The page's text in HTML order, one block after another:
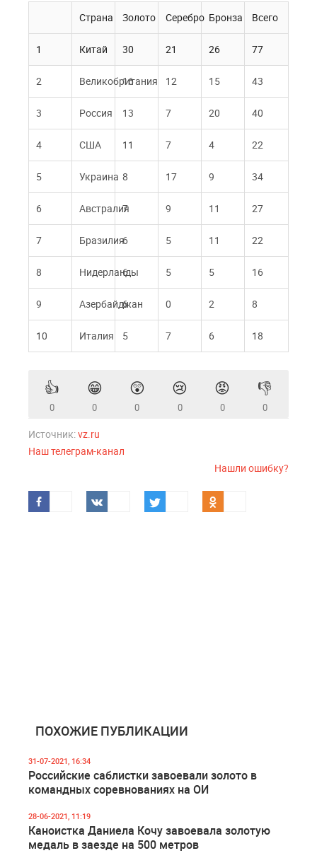
Страна Золото Серебро Бронза Всего
1 Китай 30 21 26 77
2 Великобритания
16 12 15 43
3 Россия 13 7 20 40
4 США 11 7 4 22
5 Украина 8 17 9 34
6 Австралия
7 9 11 27
7 Бразилия6 5 11 22
8 Нидерланды
6 5 5 16
9 Азербайджан
6 0 2 8
10 Италия 5 7 6 18
👍
0
😁
0
😲
0
😢
0
😡
0
👎
0
Источник:vz.ru
Наш телеграм-канал
Нашли ошибку?
ПОХОЖИЕ ПУБЛИКАЦИИ
31-07-2021, 16:34
Российские саблистки завоевали золото в
командных соревнованиях на ОИ
28-06-2021, 11:19
Каноистка Даниела Кочу завоевала золотую
медаль в заезде на 500 метров